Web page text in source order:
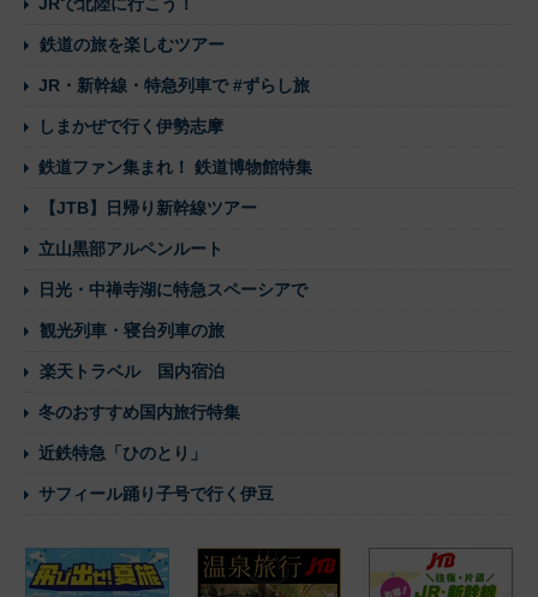
鉄道の旅を楽しむツアー
JR・新幹線・特急列車で #ずらし旅
しまかぜで行く伊勢志摩
鉄道ファン集まれ！ 鉄道博物館特集
【JTB】日帰り新幹線ツアー
立山黒部アルペンルート
日光・中禅寺湖に特急スペーシアで
観光列車・寝台列車の旅
楽天トラベル 国内宿泊
冬のおすすめ国内旅行特集
近鉄特急「ひのとり」
サフィール踊り子号で行く伊豆